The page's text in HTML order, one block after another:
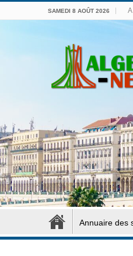
SAMEDI 8 AOÛT 2026
Annuaire des